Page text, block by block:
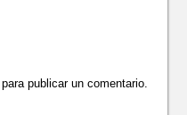
publicar un comentario.